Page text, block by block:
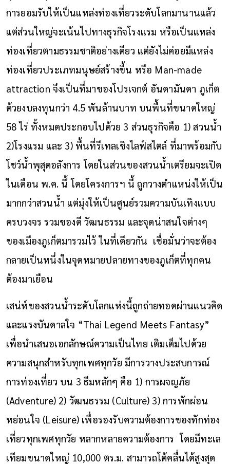
การยอมรับให้เป็นแหล่งท่องเที่ยวระดับโลกมานานแล้ว
แต่ส่วนใหญ่จะเน้นไปทางธุรกิจโรงแรม หรือเป็นแหล่ง
ท่องเที่ยวตามธรรมชาติอย่างเดียว แต่ยังไม่ค่อยมีแหล่ง
ท่องเที่ยวประเภทมนุษย์สร้างขึ้น หรือ Man-made
attraction จึงเป็นที่มาของโปรเจกต์ อันดามันดา ภูเก็ต
ด้วยงบลงทุนกว่า 4.5 พันล้านบาท บนพื้นที่ขนาดใหญ่
58 ไร่ ทั้งหมดประกอบไปด้วย 3 ส่วนธุรกิจคือ 1) สวนน้ำ
2)โรงแรม และ 3) พื้นที่รีเทลเชิงไลฟ์สไตล์ ที่มาพร้อมกับ
โชว์น้ำพุสุดอลังการ โดยในส่วนของสวนน้ำเตรียมจะเปิด
ในเดือน พ.ค. นี้ โดยโครงการฯ นี้ ถูกวางตำแหน่งให้เป็น
มากกว่าสวนน้ำ แต่มุ่งให้เป็นศูนย์รวมความบันเทิงแบบ
ครบวงจร รวมของดี วัฒนธรรม และจุดน่าสนใจต่างๆ
ของเมืองภูเก็ตมารวมไว้ ในที่เดียวกัน เชื่อมั่นว่าจะต้อง
กลายเป็นหนึ่งในจุดหมายปลายทางของภูเก็ตที่ทุกคน
ต้องมาเยือน
เสน่ห์ของสวนน้ำระดับโลกแห่งนี้ถูกถ่ายทอดผ่านแนวคิด
และแรงบันดาลใจ “Thai Legend Meets Fantasy”
เพื่อนำเสนอเอกลักษณ์ความเป็นไทย เติมเต็มไปด้วย
ความสนุกสำหรับทุกเพศทุกวัย มีการวางประสบการณ์
การท่องเที่ยว บน 3 ธีมหลักๆ คือ 1) การผจญภัย
(Adventure) 2) วัฒนธรรม (Culture) 3) การพักผ่อน
หย่อนใจ (Leisure) เพื่อรองรับความต้องการของทักท่อง
เที่ยวทุกเพศทุกวัย หลากหลายความต้องการ โดยมีทะเล
เทียมขนาดใหญ่ 10,000 ตร.ม. สามารถโต้คลื่นได้สูงสุด